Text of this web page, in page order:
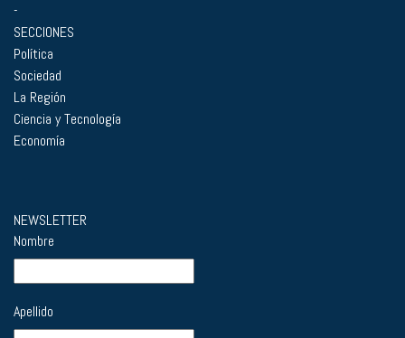
-
SECCIONES
Política
Sociedad
La Región
Ciencia y Tecnología
Economía
NEWSLETTER
Nombre
Apellido